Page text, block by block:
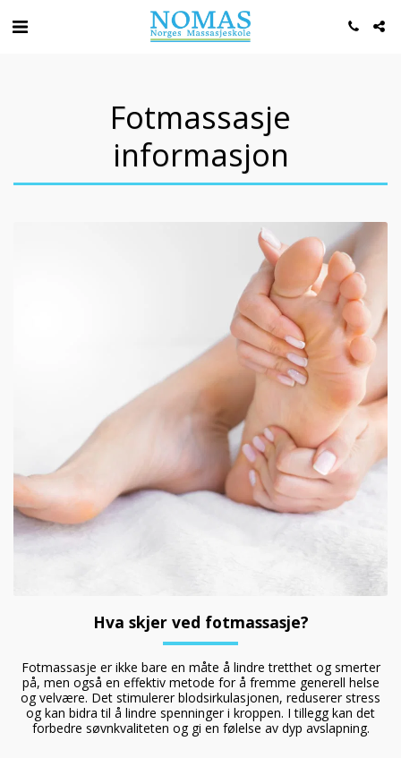
Fotmassasje
informasjon
Hva skjer ved fotmassasje?
Fotmassasje er ikke bare en måte å lindre tretthet og smerter
på, men også en effektiv metode for å fremme generell helse
og velvære. Det stimulerer blodsirkulasjonen, reduserer stress
og kan bidra til å lindre spenninger i kroppen. I tillegg kan det
forbedre søvnkvaliteten og gi en følelse av dyp avslapning.